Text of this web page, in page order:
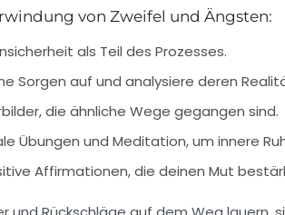
von Zweifel und Ängsten:
als Teil des Prozesses.
Sorgen auf und analysiere deren
die ähnliche Wege gegangen sind.
Übungen und Meditation, um innere
Affirmationen, die deinen Mut